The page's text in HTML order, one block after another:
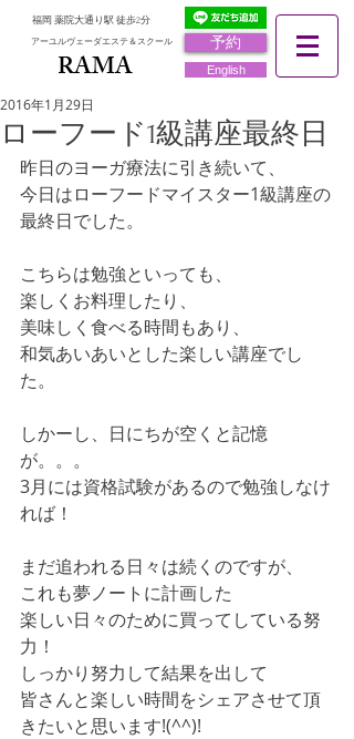
予約
福岡 薬院大通り駅 徒歩2分
アーユルヴェーダエステ＆スクール
RAMA English
ローフード1級講座最終日
2016年1月29日
昨日のヨーガ療法に引き続いて、
今日はローフードマイスター1級講座の
最終日でした。
こちらは勉強といっても、
楽しくお料理したり、
美味しく食べる時間もあり、
和気あいあいとした楽しい講座でし
た。
しかーし、日にちが空くと記憶
が。。。
3月には資格試験があるので勉強しなけ
れば！
まだ追われる日々は続くのですが、
これも夢ノートに計画した
楽しい日々のために買ってしている努
力！
しっかり努力して結果を出して
皆さんと楽しい時間をシェアさせて頂
きたいと思います!(^^)!